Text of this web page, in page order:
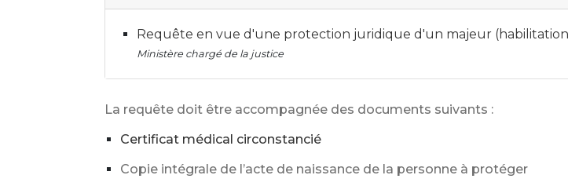
Requête en vue d'une protection juridique d'un majeur
Ministère chargé de la justice
La requête doit être accompagnée des documents suivants :
Certificat médical circonstancié
Copie intégrale de l’acte de naissance de la personne à protéger